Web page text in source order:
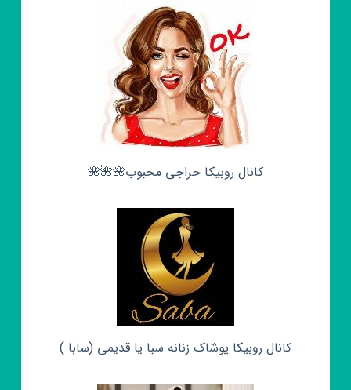
کانال روبیکا حراجی محبوب🌺🌺🌺
کانال روبیکا پوشاک زنانه سبا یا قدیمی (سابا )